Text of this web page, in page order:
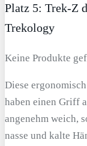
Platz 5: Trek-Z
Trekology
Keine Produkte
Diese
haben einen Griff
angenehm weich,
nasse und kalte